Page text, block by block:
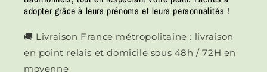
adopter grâce à leurs prénoms et leurs personnalités !
🚚 Livraison France métropolitaine : livraison
en point relais et domicile sous 48h / 72H en
moyenne